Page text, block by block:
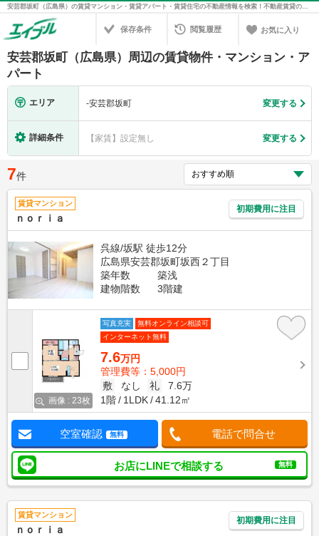
安芸郡坂町（広島県）の賃貸マンション・賃貸アパート・賃貸住宅の不動産情報を検索！不動産賃貸の物件探しは、お部屋探しのエイブル
保存条件 閲覧履歴 お気に入り
安芸郡坂町（広島県）周辺の賃貸物件・マンション・ア
パート
エリア -安芸郡坂町 変更する
詳細条件 【家賃】設定無し 変更する
7件
賃貸マンション
ｎｏｒｉａ
初期費用に注目
呉線/坂駅 徒歩12分
広島県安芸郡坂町坂西２丁目
築年数
築浅
建物階数
3階建
画像 : 23枚
写真充実
無料オンライン相談可
インターネット無料
7.6万円
管理費等：5,000円
敷
なし 礼
7.6万
1階
1LDK 41.12㎡
空室確認 無料 電話で問合せ
お店にLINEで相談する 無料
賃貸マンション
ｎｏｒｉａ
初期費用に注目